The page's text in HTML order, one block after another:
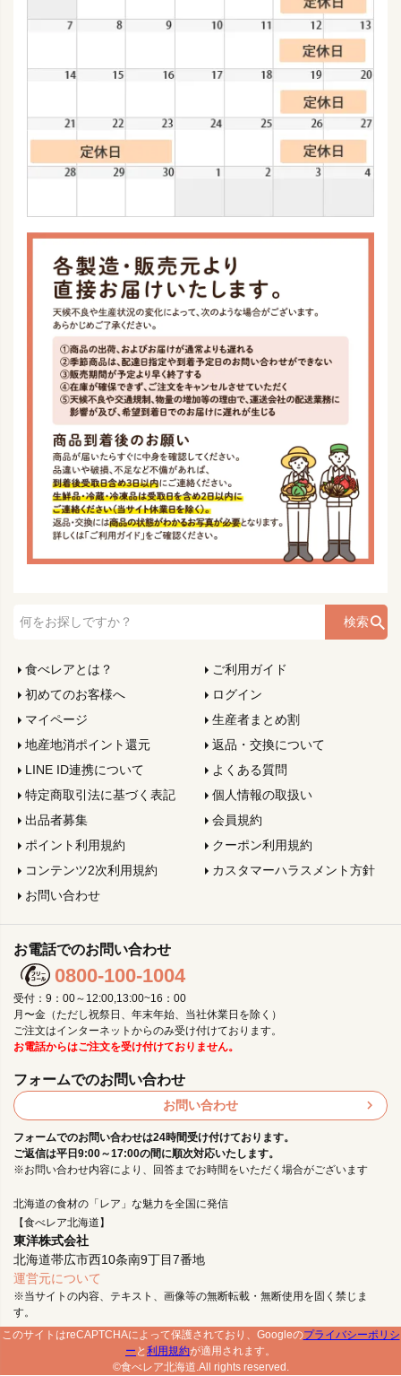
検索
食べレアとは？
ご利用ガイド
初めてのお客様へ
ログイン
マイページ
生産者まとめ割
地産地消ポイント還元
返品・交換について
LINE ID連携について
よくある質問
特定商取引法に基づく表記
個人情報の取扱い
出品者募集
会員規約
ポイント利用規約
クーポン利用規約
コンテンツ2次利用規約
カスタマーハラスメント方針
お問い合わせ
北海道の食材の「レア」な魅力を全国に発信
【食べレア北海道】
東洋株式会社
北海道帯広市西10条南9丁目7番地
運営元について
※当サイトの内容、テキスト、画像等の無断転載・無断使用を固く禁じま
す。
お電話でのお問い合わせ
0800-100-1004
受付：9：00～12:00,13:00~16：00
月〜金（ただし祝祭日、年末年始、当社休業日を除く）
ご注文はインターネットからのみ受け付けております。
お電話からはご注文を受け付けておりません。
フォームでのお問い合わせ
お問い合わせ
フォームでのお問い合わせは24時間受け付けております。
ご返信は平日9:00～17:00の間に順次対応いたします。
※お問い合わせ内容により、回答までお時間をいただく場合がございます
このサイトはreCAPTCHAによって保護されており、Googleのプライバシーポリシ
ー と 利用規約が適用されます。
©食べレア北海道.All rights reserved.